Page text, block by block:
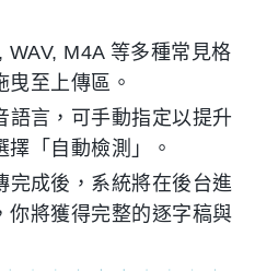
WAV, M4A 等多種常見格
曳至上傳區。
語言，可手動指定以提升
「自動檢測」。
完成後，系統將在後台進
你將獲得完整的逐字稿與